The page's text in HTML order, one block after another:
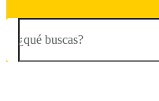
¿qué buscas?